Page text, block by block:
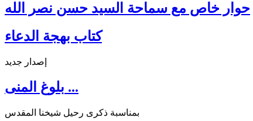
حوار خاص مع سماحة السيد حسن نصر الله
كتاب بهجة الدعاء
إصدار جديد
بلوغ المنى ...
بمناسبة ذكرى رحيل شيخنا المقدس